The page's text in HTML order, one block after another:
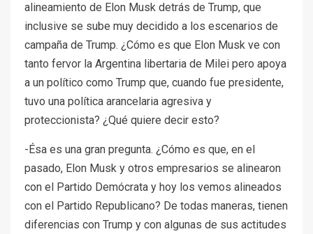
alineamiento de Elon Musk detrás de Trump, que
inclusive se sube muy decidido a los escenarios de
campaña de Trump. ¿Cómo es que Elon Musk ve con
tanto fervor la Argentina libertaria de Milei pero apoya
a un político como Trump que, cuando fue presidente,
tuvo una política arancelaria agresiva y
proteccionista? ¿Qué quiere decir esto?
-Ésa es una gran pregunta. ¿Cómo es que, en el
pasado, Elon Musk y otros empresarios se alinearon
con el Partido Demócrata y hoy los vemos alineados
con el Partido Republicano? De todas maneras, tienen
diferencias con Trump y con algunas de sus actitudes